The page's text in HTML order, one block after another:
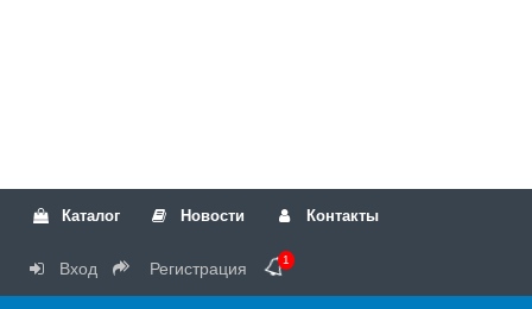
Каталог Новости Контакты
Вход Регистрация 1